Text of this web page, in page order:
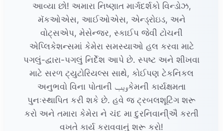
આવ્યા છો! અમારા નિષ્ણાત માર્ગદર્શકો વિન્ડોઝ,
મૅકઓએસ, આઈઓએસ, એન્ડ્રોઇડ, અને
વોટ્સએપ, મેસેન્જર, સ્કાઈપ જેવી ટોચની
એપ્લિકેશન્સમાં કેમેરા સમસ્યાઓ હલ કરવા માટે
પગલું-દ્વારા-પગલું નિર્દેશ આપે છે. સ્પષ્ટ અને શીખવા
માટે સરળ ટ્યુટોરિયલ્સ સાથે, કોઈપણ ટેકનિકલ
અનુભવો વિના પોતાની ویبકેમની કાર્યક્ષમતા
પુનઃસ્થાપિત કરી શકે છે. હવે જ ટ્રબલશૂટિંગ શરૂ
કરો અને તમારા કેમેરા ને ચંદ મા દુરનિવાની્ઐ કરતી
વખતે કાર્ય કરાવવાનું શરૂ કરો!